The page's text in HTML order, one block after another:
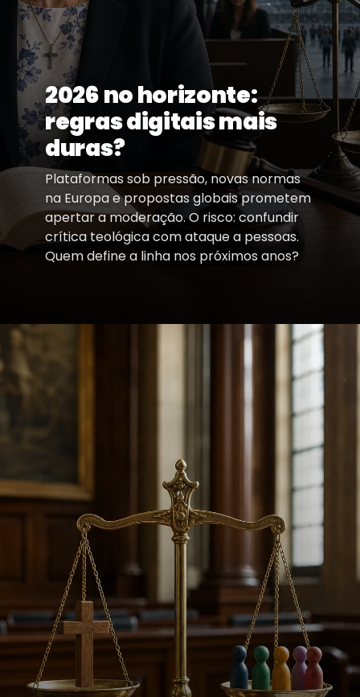
2026 no horizonte:
regras digitais mais
duras?
Plataformas sob pressão, novas normas
na Europa e propostas globais prometem
apertar a moderação. O risco: confundir
crítica teológica com ataque a pessoas.
Quem define a linha nos próximos anos?